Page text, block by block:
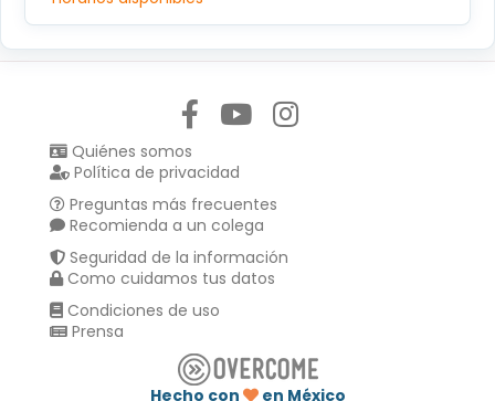
Quiénes somos
Política de privacidad
Preguntas más frecuentes
Recomienda a un colega
Seguridad de la información
Como cuidamos tus datos
Condiciones de uso
Prensa
Hecho con en México